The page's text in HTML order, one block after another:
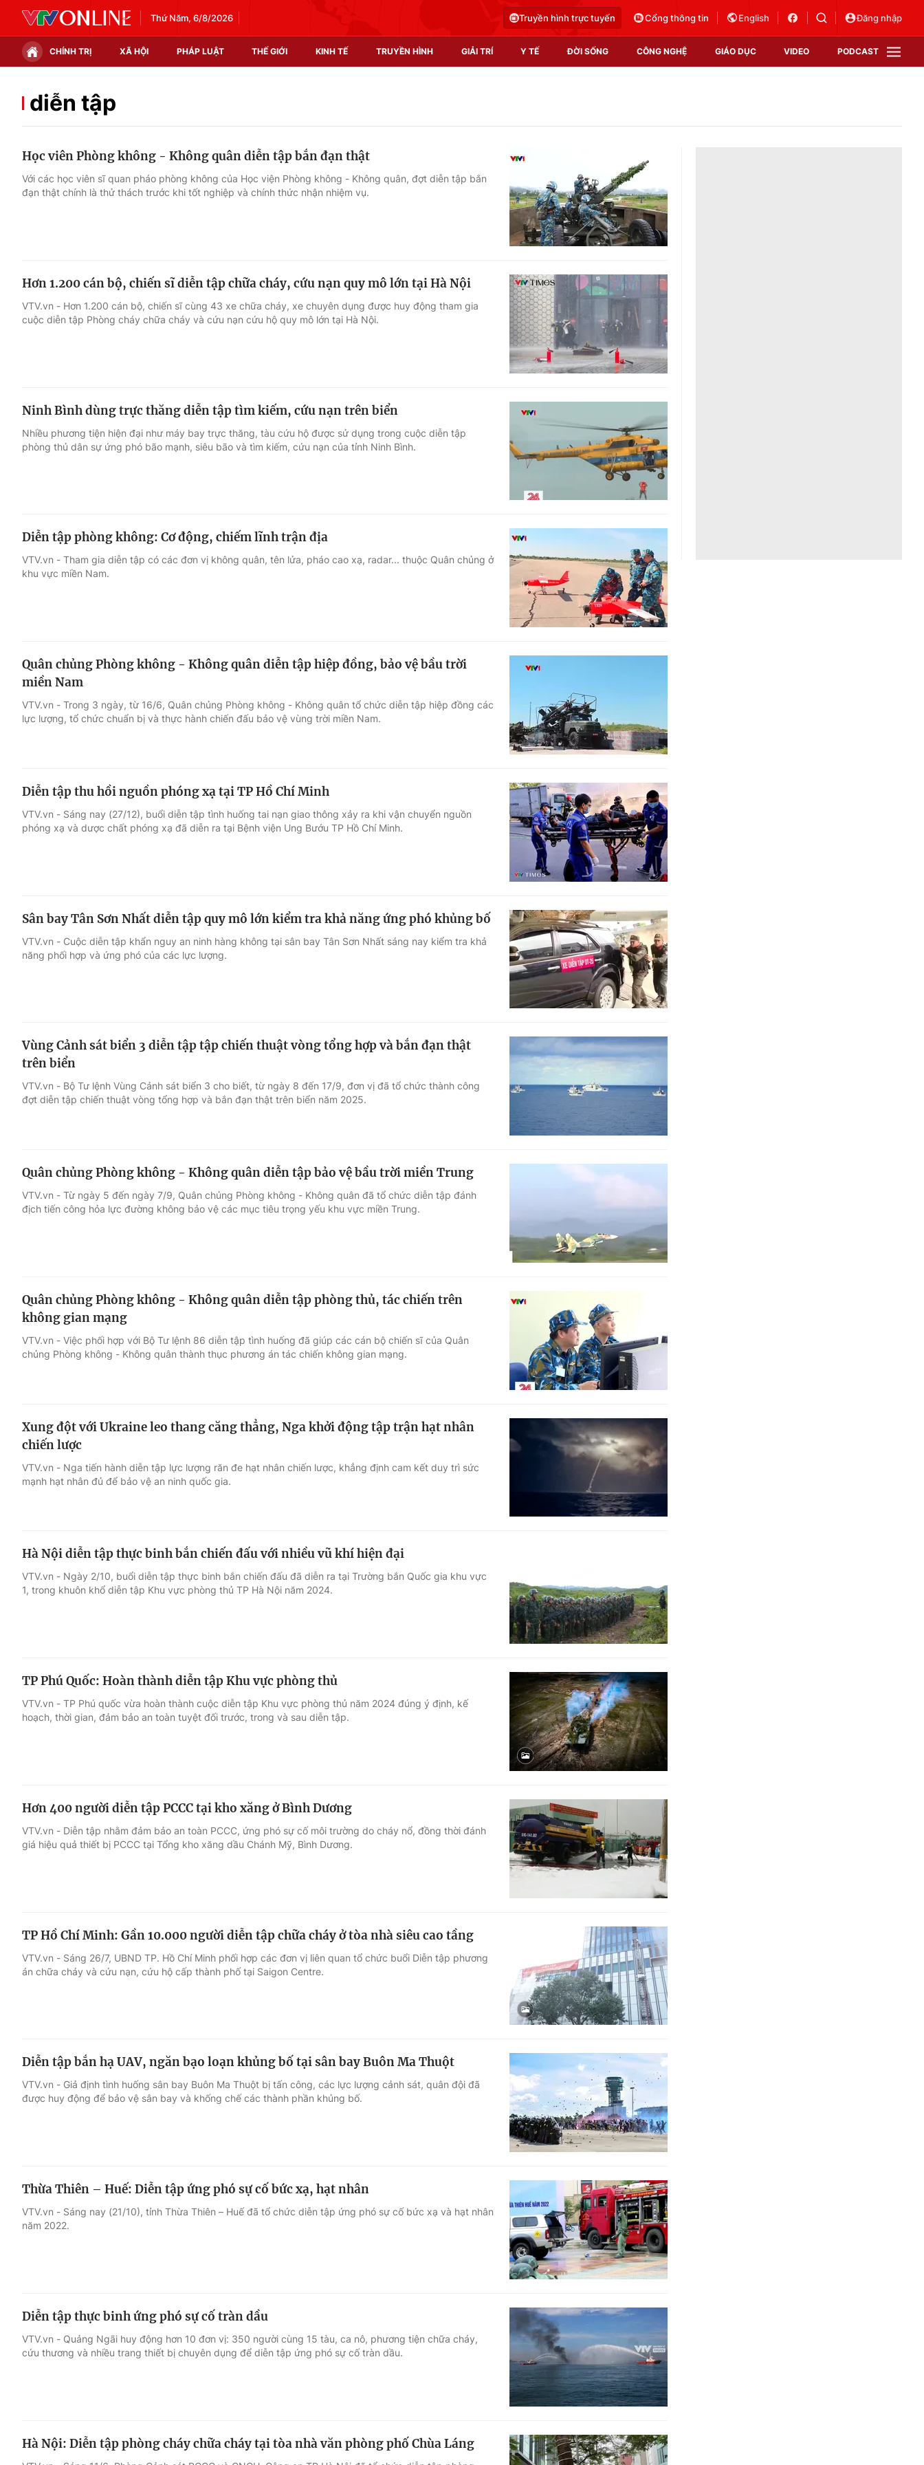
Thứ Năm, 6/8/2026 Truyền hình trực tuyến Cổng thông tin English Đăng nhập
CHÍNH TRỊ XÃ HỘI PHÁP LUẬT THẾ GIỚI KINH TẾ TRUYỀN HÌNH GIẢI TRÍ Y TẾ ĐỜI SỐNG CÔNG NGHỆ GIÁO DỤC VIDEO PODCAST
Chính trị
Thế giới đó đây
Thị trường
Hậu trường
Shorts video
Podcast
EMagazine
Photo
Infographic
Góc ảnh
Điện ảnh
Âm nhạc
Sao
Du lịch
Làm đẹp
Chất lượng cuộc sống
Tuyển sinh
Học trực tuyến
Công nghệ
Hitech Công nghệ tương lai
Sản phẩm
Thị trường
VTV Sức khoẻ
diễn tập
Học viên Phòng không - Không quân diễn tập bắn đạn thật
Với các học viên sĩ quan pháo phòng không của Học viện Phòng không - Không quân, đợt diễn tập bắn
đạn thật chính là thử thách trước khi tốt nghiệp và chính thức nhận nhiệm vụ.
Hơn 1.200 cán bộ, chiến sĩ diễn tập chữa cháy, cứu nạn quy mô lớn tại Hà Nội
VTV.vn - Hơn 1.200 cán bộ, chiến sĩ cùng 43 xe chữa cháy, xe chuyên dụng được huy động tham gia
cuộc diễn tập Phòng cháy chữa cháy và cứu nạn cứu hộ quy mô lớn tại Hà Nội.
Ninh Bình dùng trực thăng diễn tập tìm kiếm, cứu nạn trên biển
Nhiều phương tiện hiện đại như máy bay trực thăng, tàu cứu hộ được sử dụng trong cuộc diễn tập
phòng thủ dân sự ứng phó bão mạnh, siêu bão và tìm kiếm, cứu nạn của tỉnh Ninh Bình.
Diễn tập phòng không: Cơ động, chiếm lĩnh trận địa
VTV.vn - Tham gia diễn tập có các đơn vị không quân, tên lửa, pháo cao xạ, radar... thuộc Quân chủng ở
khu vực miền Nam.
Quân chủng Phòng không - Không quân diễn tập hiệp đồng, bảo vệ bầu trời
miền Nam
VTV.vn - Trong 3 ngày, từ 16/6, Quân chủng Phòng không - Không quân tổ chức diễn tập hiệp đồng các
lực lượng, tổ chức chuẩn bị và thực hành chiến đấu bảo vệ vùng trời miền Nam.
Diễn tập thu hồi nguồn phóng xạ tại TP Hồ Chí Minh
VTV.vn - Sáng nay (27/12), buổi diễn tập tình huống tai nạn giao thông xảy ra khi vận chuyển nguồn
phóng xạ và dược chất phóng xạ đã diễn ra tại Bệnh viện Ung Bướu TP Hồ Chí Minh.
Sân bay Tân Sơn Nhất diễn tập quy mô lớn kiểm tra khả năng ứng phó khủng bố
VTV.vn - Cuộc diễn tập khẩn nguy an ninh hàng không tại sân bay Tân Sơn Nhất sáng nay kiểm tra khả
năng phối hợp và ứng phó của các lực lượng.
Vùng Cảnh sát biển 3 diễn tập tập chiến thuật vòng tổng hợp và bắn đạn thật
trên biển
VTV.vn - Bộ Tư lệnh Vùng Cảnh sát biển 3 cho biết, từ ngày 8 đến 17/9, đơn vị đã tổ chức thành công
đợt diễn tập chiến thuật vòng tổng hợp và bắn đạn thật trên biển năm 2025.
Quân chủng Phòng không - Không quân diễn tập bảo vệ bầu trời miền Trung
VTV.vn - Từ ngày 5 đến ngày 7/9, Quân chủng Phòng không - Không quân đã tổ chức diễn tập đánh
địch tiến công hỏa lực đường không bảo vệ các mục tiêu trọng yếu khu vực miền Trung.
Quân chủng Phòng không - Không quân diễn tập phòng thủ, tác chiến trên
không gian mạng
VTV.vn - Việc phối hợp với Bộ Tư lệnh 86 diễn tập tình huống đã giúp các cán bộ chiến sĩ của Quân
chủng Phòng không - Không quân thành thục phương án tác chiến không gian mạng.
Xung đột với Ukraine leo thang căng thẳng, Nga khởi động tập trận hạt nhân
chiến lược
VTV.vn - Nga tiến hành diễn tập lực lượng răn đe hạt nhân chiến lược, khẳng định cam kết duy trì sức
mạnh hạt nhân đủ để bảo vệ an ninh quốc gia.
Hà Nội diễn tập thực binh bắn chiến đấu với nhiều vũ khí hiện đại
VTV.vn - Ngày 2/10, buổi diễn tập thực binh bắn chiến đấu đã diễn ra tại Trường bắn Quốc gia khu vực
1, trong khuôn khổ diễn tập Khu vực phòng thủ TP Hà Nội năm 2024.
TP Phú Quốc: Hoàn thành diễn tập Khu vực phòng thủ
VTV.vn - TP Phú quốc vừa hoàn thành cuộc diễn tập Khu vực phòng thủ năm 2024 đúng ý định, kế
hoạch, thời gian, đảm bảo an toàn tuyệt đối trước, trong và sau diễn tập.
Hơn 400 người diễn tập PCCC tại kho xăng ở Bình Dương
VTV.vn - Diễn tập nhằm đảm bảo an toàn PCCC, ứng phó sự cố môi trường do cháy nổ, đồng thời đánh
giá hiệu quả thiết bị PCCC tại Tổng kho xăng dầu Chánh Mỹ, Bình Dương.
TP Hồ Chí Minh: Gần 10.000 người diễn tập chữa cháy ở tòa nhà siêu cao tầng
VTV.vn - Sáng 26/7, UBND TP. Hồ Chí Minh phối hợp các đơn vị liên quan tổ chức buổi Diễn tập phương
án chữa cháy và cứu nạn, cứu hộ cấp thành phố tại Saigon Centre.
Diễn tập bắn hạ UAV, ngăn bạo loạn khủng bố tại sân bay Buôn Ma Thuột
VTV.vn - Giả định tình huống sân bay Buôn Ma Thuột bị tấn công, các lực lượng cảnh sát, quân đội đã
được huy động để bảo vệ sân bay và khống chế các thành phần khủng bố.
Thừa Thiên – Huế: Diễn tập ứng phó sự cố bức xạ, hạt nhân
VTV.vn - Sáng nay (21/10), tỉnh Thừa Thiên – Huế đã tổ chức diễn tập ứng phó sự cố bức xạ và hạt nhân
năm 2022.
Diễn tập thực binh ứng phó sự cố tràn dầu
VTV.vn - Quảng Ngãi huy động hơn 10 đơn vị: 350 người cùng 15 tàu, ca nô, phương tiện chữa cháy,
cứu thương và nhiều trang thiết bị chuyên dụng để diễn tập ứng phó sự cố tràn dầu.
Hà Nội: Diễn tập phòng cháy chữa cháy tại tòa nhà văn phòng phố Chùa Láng